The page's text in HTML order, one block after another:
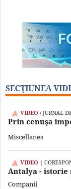
SECŢIUNEA
VIDEO / JURNAL
Prin cenuşa
Miscellanea
VIDEO |
Antalya -
Companii